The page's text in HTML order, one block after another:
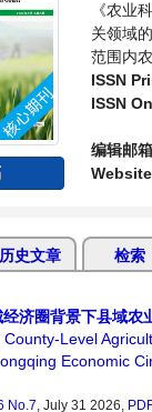
《农业
关领域
范围内
ISSN
ISSN
编辑邮
历史文章 检索
经济圈背景下县域
County-Level
Economic
No.7, July 31 2026, PDF